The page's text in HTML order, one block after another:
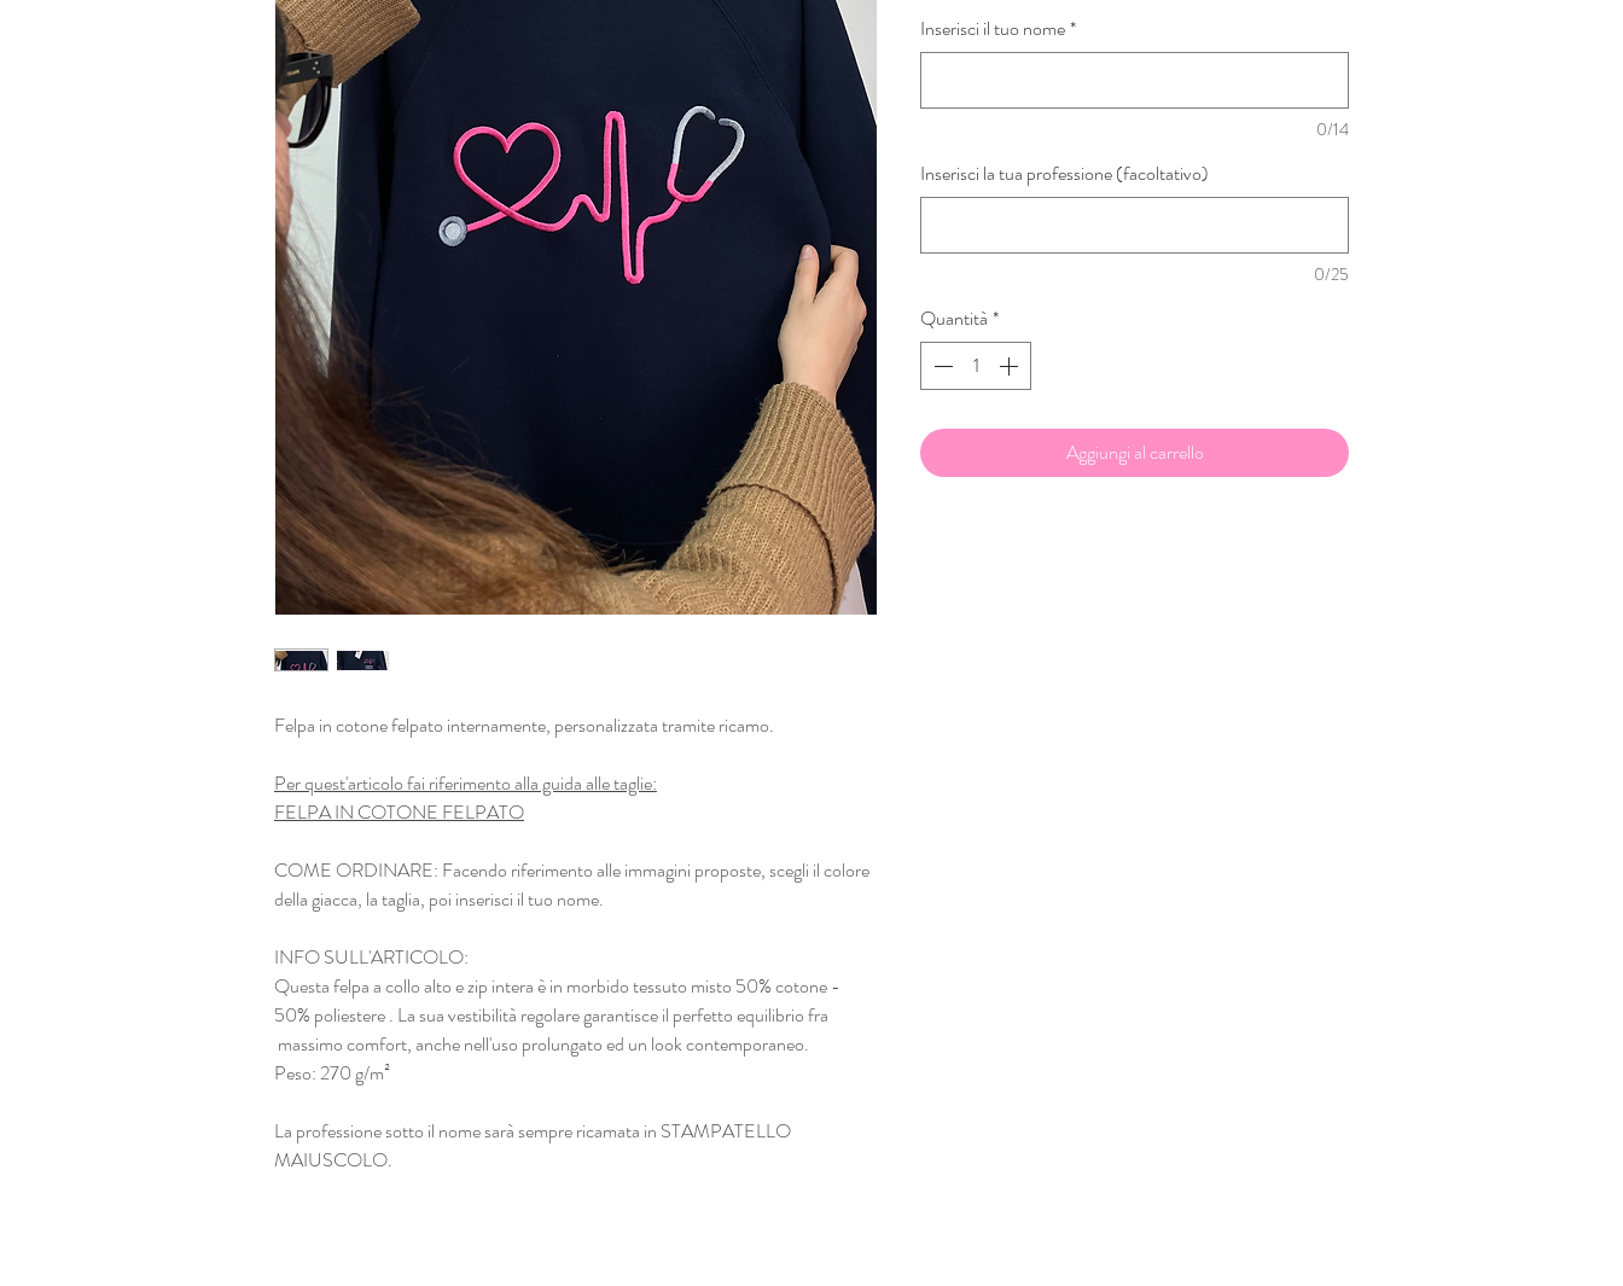
Felpa in cotone felpato internamente, personalizzata tramite ricamo.
Per quest'articolo fai riferimento alla guida alle taglie:
FELPA IN COTONE FELPATO
COME ORDINARE: Facendo riferimento alle immagini proposte, scegli il colore
della giacca, la taglia, poi inserisci il tuo nome.
INFO SULL'ARTICOLO:
Questa felpa a collo alto e zip intera è in morbido tessuto misto 50% cotone -
50% poliestere . La sua vestibilità regolare garantisce il perfetto equilibrio fra
massimo comfort, anche nell'uso prolungato ed un look contemporaneo.
Peso: 270 g/m²
La professione sotto il nome sarà sempre ricamata in STAMPATELLO
MAIUSCOLO.
Inserisci il tuo nome*
0/14
Inserisci la tua professione (facoltativo)
0/25
Quantità *
Aggiungi al carrello